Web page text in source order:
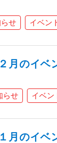
せ イベン
月のイ
らせ イベン
月のイ